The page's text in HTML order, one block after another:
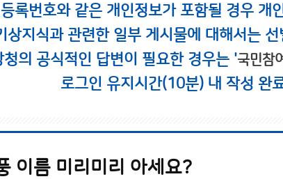
록번호와 같은 개인정보가 포함될 경우 개
상지식과 관련한 일부 게시물에 대해서는
의 공식적인 답변이 필요한 경우는 '국민참
로그인 유지시간(10분) 내 작성 완
이름 미리미리 아세요?